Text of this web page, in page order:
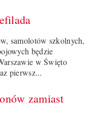
samolotów szkolnych,
będzie
w Święto
pierwsz...
zamiast